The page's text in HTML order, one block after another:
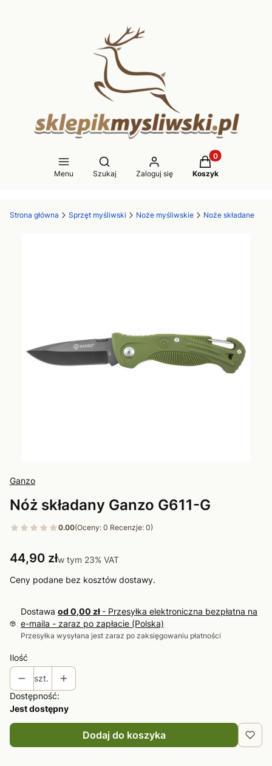
Menu
Otwórz wyszukiwarkę
Szukaj Zaloguj się
Produkty w
Koszyk
Strona główna Sprzęt myśliwski Noże myśliwskie Noże składane
Ganzo
Nóż składany Ganzo G611-G
0.00(Oceny: 0 Recenzje: 0)
Cena
44,90 złw tym 23% VAT
w tym 23% VAT
Ceny podane bez kosztów dostawy.
Dostawaod 0,00 zł - Przesyłka elektroniczna bezpłatna na
e-maila - zaraz po zapłacie (Polska)
Przesyłka wysyłana jest zaraz po zaksięgowaniu płatności
Ilość
szt.
Dostępność:
Jest dostępny
Dodaj do koszyka